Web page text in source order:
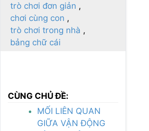
trò chơi đơn giản
chơi cùng con
trò chơi trong nhà
bảng chữ cái
CÙNG CHỦ ĐỀ:
MỐI LIÊN QUAN
GIỮA VẬN ĐỘNG